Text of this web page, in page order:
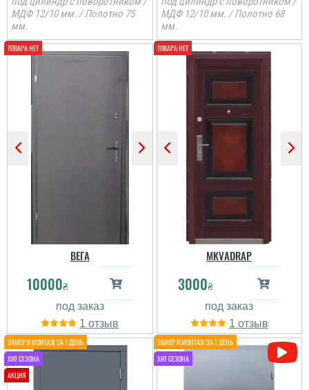
Людмила
інтернеті,подзвонила,домовилась
з майстрами на зручний
Сергій
Непоганий варінт, дуже
сподобався в своїй ціні і
є в наявності, та хороша
ціна, мені потрібно були
закрить два проєми і
мене все влаштувало....
МДФ 12/10 мм. / Полотно 75
мм.
МДФ 12/10 мм. / Полотно 68
мм.
ВЕГА
10000₴
1
MKVADRAP
3000₴
1